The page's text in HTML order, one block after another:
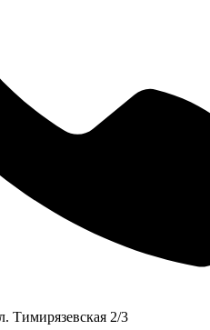
Тимирязевская 2/3